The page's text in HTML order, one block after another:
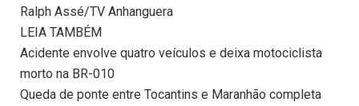
Ralph Assé/TV Anhanguera
LEIA TAMBÉM
Acidente envolve quatro veículos e deixa motociclista
morto na BR-010
Queda de ponte entre Tocantins e Maranhão completa